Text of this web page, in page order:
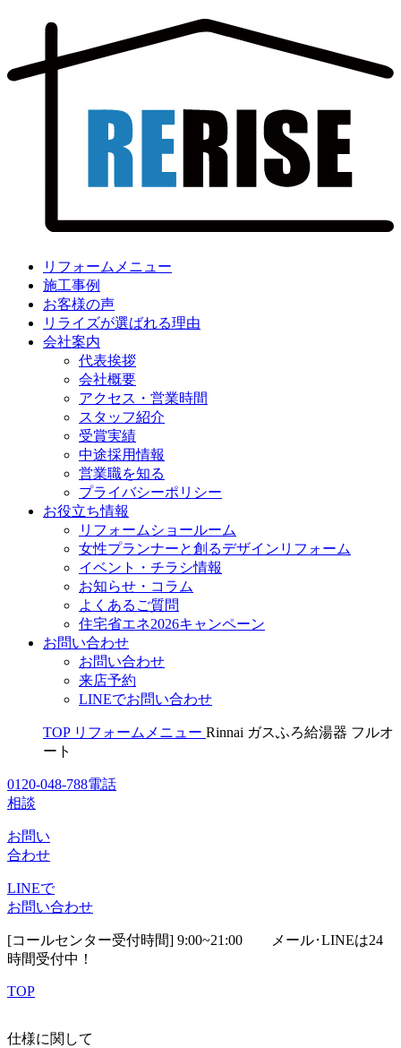
リフォームメニュー
施工事例
お客様の声
リライズが選ばれる理由
会社案内
代表挨拶
会社概要
アクセス・営業時間
スタッフ紹介
受賞実績
中途採用情報
営業職を知る
プライバシーポリシー
お役立ち情報
リフォームショールーム
女性プランナーと創るデザインリフォーム
イベント・チラシ情報
お知らせ・コラム
よくあるご質問
住宅省エネ2026キャンペーン
お問い合わせ
お問い合わせ
来店予約
LINEでお問い合わせ
TOP リフォームメニュー Rinnai ガスふろ給湯器 フルオ
ート
0120-048-788電話
相談
お問い
合わせ
LINEで
お問い合わせ
[コールセンター受付時間] 9:00~21:00 メール･LINEは24
時間受付中！
TOP
仕様に関して